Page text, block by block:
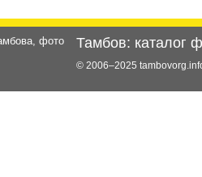
Тамбов: каталог
© 2006–2025